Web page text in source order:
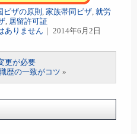
ビザの原則 , 家族帯同ビザ, 就労
, 居留許可証
ありません ｜ 2014年6月2日
更が必要
歴の一致がコツ »